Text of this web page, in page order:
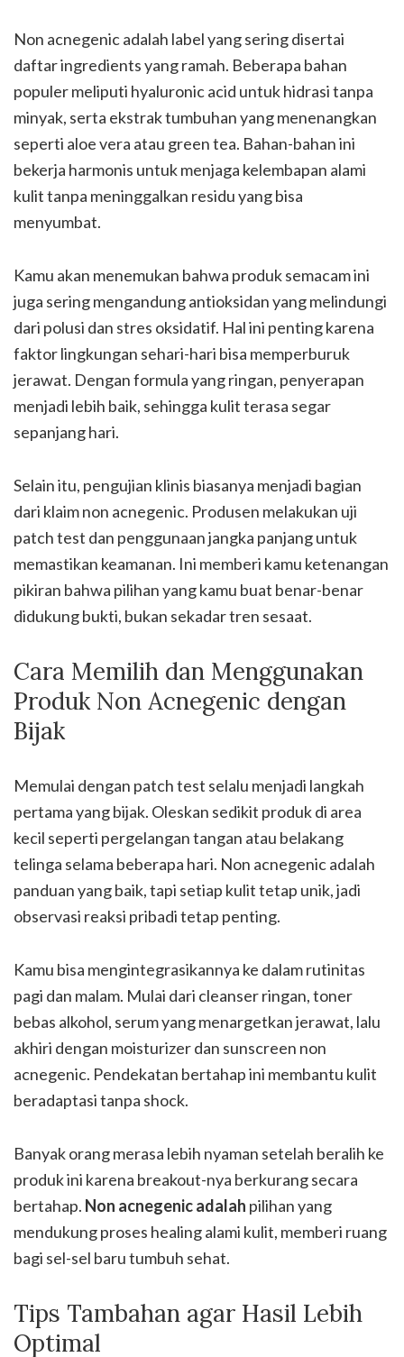
Non acnegenic adalah label yang sering disertai
daftar ingredients yang ramah. Beberapa bahan
populer meliputi hyaluronic acid untuk hidrasi tanpa
minyak, serta ekstrak tumbuhan yang menenangkan
seperti aloe vera atau green tea. Bahan-bahan ini
bekerja harmonis untuk menjaga kelembapan alami
kulit tanpa meninggalkan residu yang bisa
menyumbat.
Kamu akan menemukan bahwa produk semacam ini
juga sering mengandung antioksidan yang melindungi
dari polusi dan stres oksidatif. Hal ini penting karena
faktor lingkungan sehari-hari bisa memperburuk
jerawat. Dengan formula yang ringan, penyerapan
menjadi lebih baik, sehingga kulit terasa segar
sepanjang hari.
Selain itu, pengujian klinis biasanya menjadi bagian
dari klaim non acnegenic. Produsen melakukan uji
patch test dan penggunaan jangka panjang untuk
memastikan keamanan. Ini memberi kamu ketenangan
pikiran bahwa pilihan yang kamu buat benar-benar
didukung bukti, bukan sekadar tren sesaat.
Cara Memilih dan Menggunakan
Produk Non Acnegenic dengan
Bijak
Memulai dengan patch test selalu menjadi langkah
pertama yang bijak. Oleskan sedikit produk di area
kecil seperti pergelangan tangan atau belakang
telinga selama beberapa hari. Non acnegenic adalah
panduan yang baik, tapi setiap kulit tetap unik, jadi
observasi reaksi pribadi tetap penting.
Kamu bisa mengintegrasikannya ke dalam rutinitas
pagi dan malam. Mulai dari cleanser ringan, toner
bebas alkohol, serum yang menargetkan jerawat, lalu
akhiri dengan moisturizer dan sunscreen non
acnegenic. Pendekatan bertahap ini membantu kulit
beradaptasi tanpa shock.
Banyak orang merasa lebih nyaman setelah beralih ke
produk ini karena breakout-nya berkurang secara
bertahap. Non acnegenic adalah pilihan yang
mendukung proses healing alami kulit, memberi ruang
bagi sel-sel baru tumbuh sehat.
Tips Tambahan agar Hasil Lebih
Optimal